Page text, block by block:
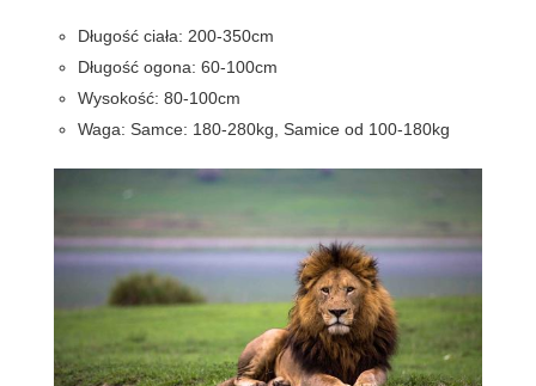
Długość ciała: 200-350cm
Długość ogona: 60-100cm
Wysokość: 80-100cm
Waga: Samce: 180-280kg, Samice od 100-180kg